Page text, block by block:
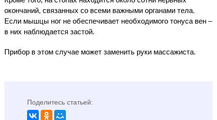
окончаний, связанных со всеми важными органами тела.
Если мышцы ног не обеспечивает необходимого тонуса вен –
в них наблюдается застой.
Прибор в этом случае может заменить руки массажиста.
Поделитесь статьей: